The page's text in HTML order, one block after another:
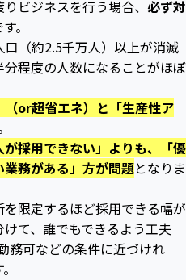
ビジネスを行う場合、 必ず対
。
（約2.5千万人）以上が消滅
程度の人数になることがほぼ
or超省エネ）と「生産性ア
採用できない」よりも、「優
務がある」方が問題となりま
限定するほど採用できる幅が
て、誰でもできるよう工夫
務可などの条件に近づけれ